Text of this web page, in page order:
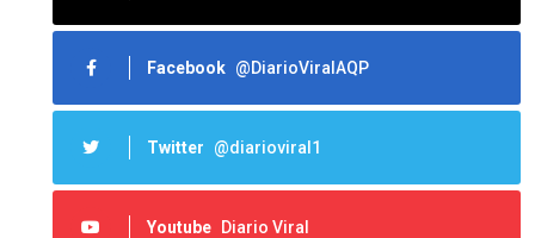
Facebook @DiarioViralAQP
Twitter @diarioviral1
Youtube Diario Viral